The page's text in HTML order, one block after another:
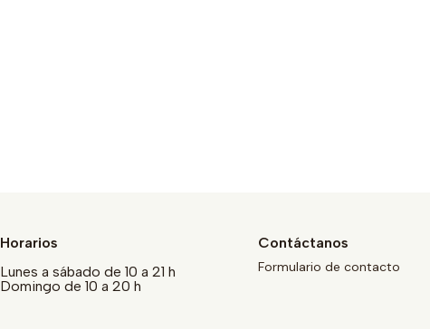
Horarios
Lunes a sábado de 10 a 21 h
Domingo de 10 a 20 h
Contáctanos
Formulario de contacto